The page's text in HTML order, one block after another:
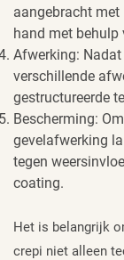
aangebracht
hand met behulp
Afwerking:
verschillende
gestructureerde
Bescherming:
gevelafwerking
tegen
coating.
Het is belangrijk
crepi niet alleen